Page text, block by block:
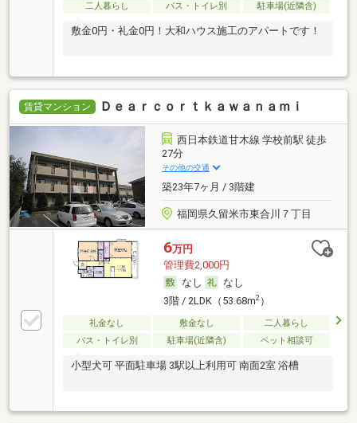
二人暮らし
バス・トイレ別 駐車場(近隣含)
敷金0円・礼金0円！大和ハウス施工のアパートです！
賃貸マンション Ｄｅａｒｃｏｒｔｋａｗａｎａｍｉ
西日本鉄道甘木線 学校前駅 徒歩
27分
その他の交通
築23年7ヶ月 / 3階建
福岡県久留米市東合川７丁目
6万円
管理費2,000円
なし
なし
3階 / 2LDK（53.68m2）
礼金なし 敷金なし
二人暮らし
バス・トイレ別
駐車場(近隣含) ペット相談可
小型犬可 平面駐車場 3駅以上利用可 南面2室 浴槽